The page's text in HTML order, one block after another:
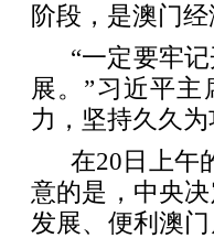
阶段，是澳门
“一定要牢
展。”习近平
力，坚持久久为
在20日上午
意的是，中央
发展、便利澳